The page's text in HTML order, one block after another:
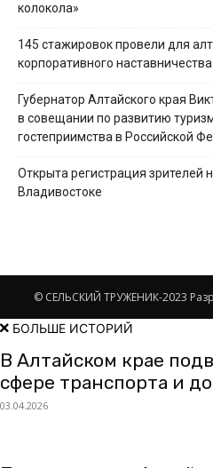
колокола»
145 стажировок провели для
корпоративного наставничества
Губернатор Алтайского края
в совещании по развитию
гостеприимства в Российской
Открыта регистрация
Владивостоке
© СЕЛЬСКИЙ ТРУЖЕНИК-2023
БОЛЬШЕ ИСТОРИЙ
В Алтайском крае
сфере транспорта и
03.04.2026